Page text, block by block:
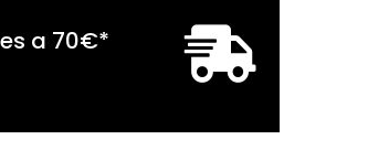
a 70€*